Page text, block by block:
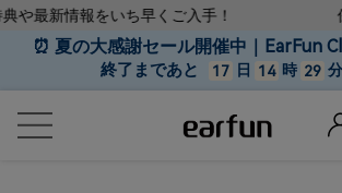
最新情報をいち早くご入手！
⏰ 夏の大感謝セール開催中｜EarFun
終了まであと 17 日 14 時 29 分